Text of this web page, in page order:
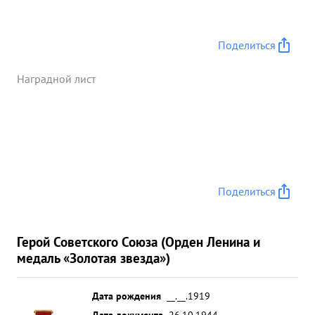
Самароков. Например, 8.7.44г. 6 ИЛ-2 нанеся
пр-ка, уничтожив при этом 6 автомашин и 12
потерь № атаки ФВ-190, но нанесли им
Поделиться
Наградной лист
Поделиться
Герой Советского Союза (Орден Ленина и
медаль «Золотая звезда»)
Дата рождения
__.__.1919